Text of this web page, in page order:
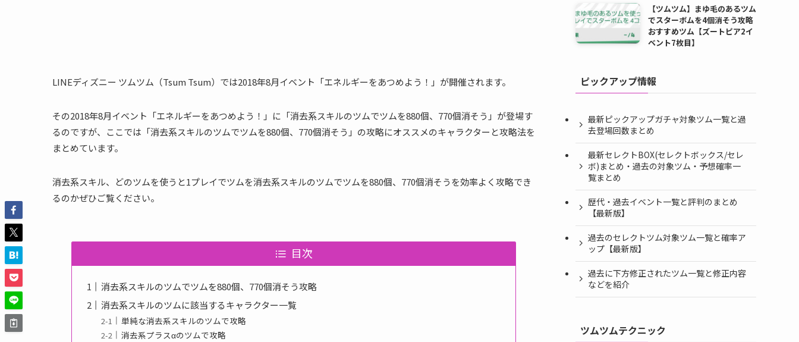
LINEディズニー ツムツム（Tsum Tsum）では2018年8月イベント「エネルギーをあつめよう！」が開催されます。
その2018年8月イベント「エネルギーをあつめよう！」に「消去系スキルのツムでツムを880個、770個消そう」が登場す
るのですが、ここでは「消去系スキルのツムでツムを880個、770個消そう」の攻略にオススメのキャラクターと攻略法を
まとめています。
消去系スキル、どのツムを使うと1プレイでツムを消去系スキルのツムでツムを880個、770個消そうを効率よく攻略でき
るのかぜひご覧ください。
目次
消去系スキルのツムでツムを880個、770個消そう攻略
消去系スキルのツムに該当するキャラクター一覧
単純な消去系スキルのツムで攻略
消去系プラスαのツムで攻略
【ツムツム】まゆ毛のあるツム
でスターボムを4個消そう攻略
おすすめツム【ズートピア2イ
ベント7枚目】
ピックアップ情報
最新ピックアップガチャ対象ツム一覧と過
去登場回数まとめ
最新セレクトBOX(セレクトボックス/セレ
ボ)まとめ・過去の対象ツム・予想確率一
覧まとめ
歴代・過去イベント一覧と評判のまとめ
【最新版】
過去のセレクトツム対象ツム一覧と確率ア
ップ【最新版】
過去に下方修正されたツム一覧と修正内容
などを紹介
ツムツムテクニック